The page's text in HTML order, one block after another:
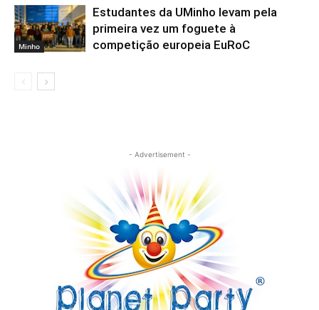
Minho
Estudantes da UMinho levam pela
primeira vez um foguete à
competição europeia EuRoC
- Advertisement -